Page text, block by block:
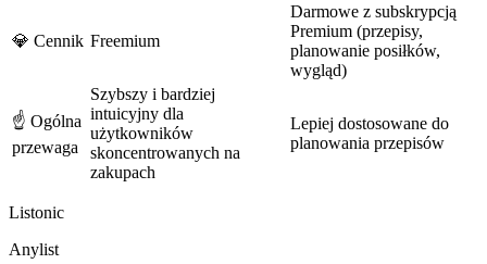
💎 Cennik Freemium
Darmowe z subskrypcją
Premium (przepisy,
planowanie posiłków,
wygląd)
☝️ Ogólna
przewaga
Szybszy i bardziej
intuicyjny dla
użytkowników
skoncentrowanych na
zakupach
Lepiej dostosowane do
planowania przepisów
Listonic
Anylist